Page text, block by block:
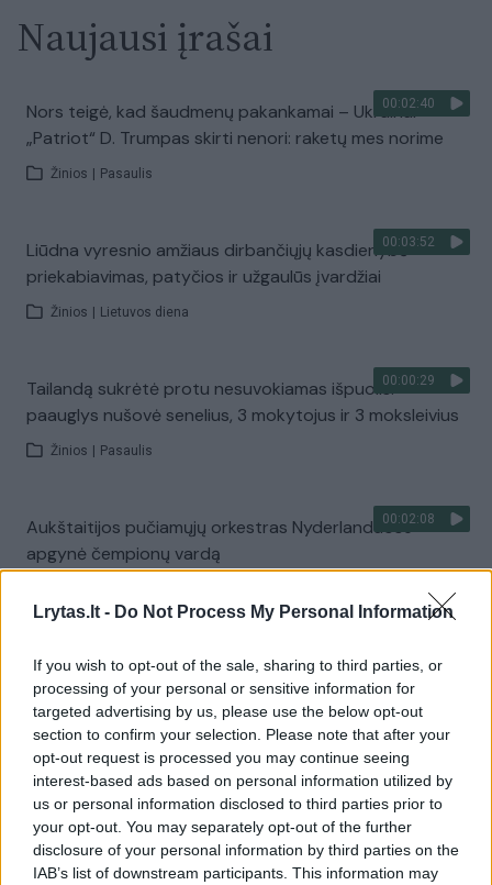
Lrytas.lt - Do Not Process My Personal Information
If you wish to opt-out of the sale, sharing to third parties, or
processing of your personal or sensitive information for
targeted advertising by us, please use the below opt-out
section to confirm your selection. Please note that after your
opt-out request is processed you may continue seeing
interest-based ads based on personal information utilized by
us or personal information disclosed to third parties prior to
your opt-out. You may separately opt-out of the further
disclosure of your personal information by third parties on the
IAB’s list of downstream participants. This information may
Naujausi įrašai
00:02:40
Nors teigė, kad šaudmenų pakankamai – Ukrainai
„Patriot“ D. Trumpas skirti nenori: raketų mes norime
Žinios Pasaulis
00:03:52
Liūdna vyresnio amžiaus dirbančiųjų kasdienybė –
priekabiavimas, patyčios ir užgaulūs įvardžiai
Žinios Lietuvos diena
00:00:29
Tailandą sukrėtė protu nesuvokiamas išpuolis:
paauglys nušovė senelius, 3 mokytojus ir 3 moksleivius
Žinios Pasaulis
00:02:08
Aukštaitijos pučiamųjų orkestras Nyderlanduose
apgynė čempionų vardą
Visi įrašai
Žiūrimiausi įrašai
Vaizdai iš tragiškos avarijos Vilniaus r.: dviejų moterų ir
vaiko gyvybių išgelbėti nepavyko